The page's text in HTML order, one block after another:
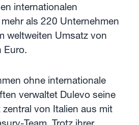
internationalen
als 220 Unternehmen
weltweiten Umsatz von
Euro.
ohne internationale
verwaltet Dulevo seine
von Italien aus mit